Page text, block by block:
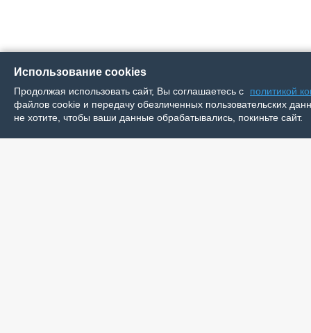
Использование cookies
Продолжая использовать сайт, Вы соглашаетесь с
политикой
файлов cookie и передачу обезличенных пользовательских
не хотите, чтобы ваши данные обрабатывались, покиньте сайт.